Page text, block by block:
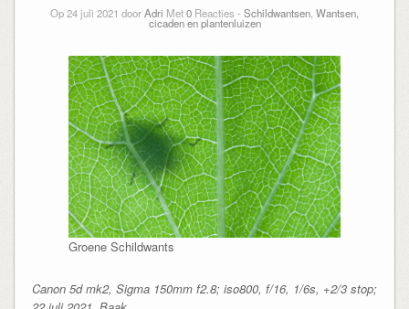
Op 24 juli 2021 doorAdri Met0 Reacties - Schildwantsen Wantsen,
cicaden en plantenluizen
Groene Schildwants
Canon 5d mk2, Sigma 150mm f2.8; iso800, f/16, 1/6s, +2/3 stop;